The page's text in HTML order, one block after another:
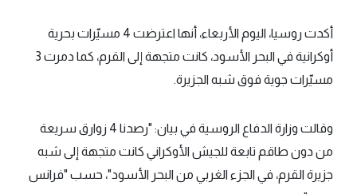
أكدت روسيا، اليوم الأربعاء، أنها اعترضت 4 مسيّرات بحرية
أوكرانية في البحر الأسود، كانت متجهة إلى القرم، كما دمرت 3
مسيّرات جوية فوق شبه الجزيرة.
وقالت وزارة الدفاع الروسية في بيان: "رصدنا 4 زوارق سريعة
من دون طاقم تابعة للجيش الأوكراني كانت متجهة إلى شبه
جزيرة القرم، في الجزء الغربي من البحر الأسود"، حسب "فرانس